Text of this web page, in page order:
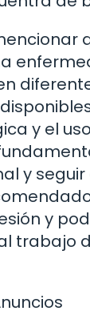
y el
y seguir
y
trabajo